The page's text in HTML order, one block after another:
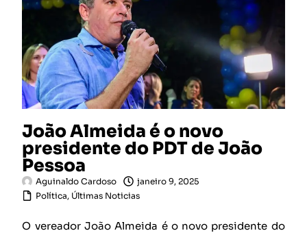
João Almeida é o novo
presidente do PDT de João
Pessoa
Aguinaldo Cardoso
janeiro 9, 2025
Política, Últimas Noticias
O vereador João Almeida é o novo presidente do